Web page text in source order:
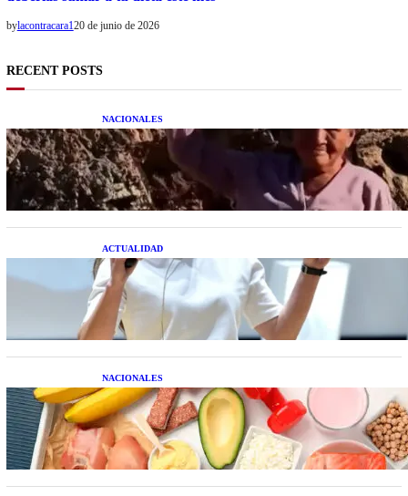
bylacontracara120 de junio de 2026
RECENT POSTS
NACIONALES
Una mujer asegura haber peleado con un
extraterrestre cuerpo a cuerpo
ACTUALIDAD
La startup creada por una salteña que busca
resolver el estrés financiero en Latinoamérica
NACIONALES
Nutrición inteligente: Cinco superalimentos de
temporada que deberías sumar a tu dieta este mes